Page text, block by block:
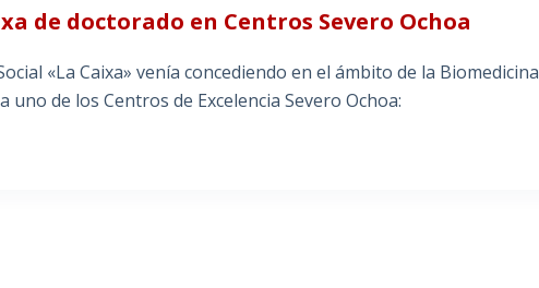
de doctorado en Centros Severo Ochoa
«La Caixa» venía concediendo en el ámbito de la Biomedicina
uno de los Centros de Excelencia Severo Ochoa: